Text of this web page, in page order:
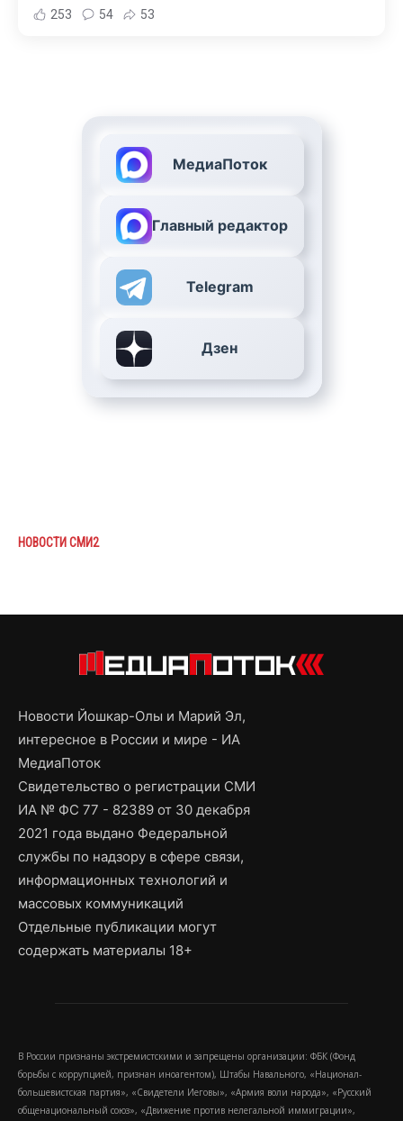
253 54 53
МедиаПоток
Главный редактор
Telegram
Дзен
НОВОСТИ СМИ2
Новости Йошкар-Олы и Марий Эл,
интересное в России и мире - ИА
МедиаПоток
Свидетельство о регистрации СМИ
ИА № ФС 77 - 82389 от 30 декабря
2021 года выдано Федеральной
службы по надзору в сфере связи,
информационных технологий и
массовых коммуникаций
Отдельные публикации могут
содержать материалы 18+
В России признаны экстремистскими и запрещены организации: ФБК (Фонд
борьбы с коррупцией, признан иноагентом), Штабы Навального, «Национал-
большевистская партия», «Свидетели Иеговы», «Армия воли народа», «Русский
общенациональный союз», «Движение против нелегальной иммиграции»,